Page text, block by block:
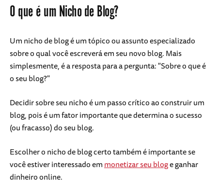
O que é um Nicho de Blog?
Um nicho de blog é um tópico ou assunto especializado
sobre o qual você escreverá em seu novo blog. Mais
simplesmente, é a resposta para a pergunta: "Sobre o que é
o seu blog?"
Decidir sobre seu nicho é um passo crítico ao construir um
blog, pois é um fator importante que determina o sucesso
(ou fracasso) do seu blog.
Escolher o nicho de blog certo também é importante se
você estiver interessado emmonetizar seu bloge ganhar
dinheiro online.